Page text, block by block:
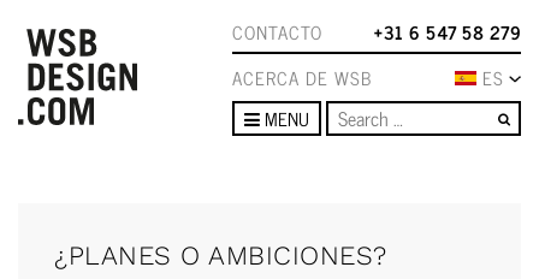
CONTACTO
+31 6 547 58 279
ACERCA DE WSB
ES
MENU
¿PLANES O AMBICIONES?